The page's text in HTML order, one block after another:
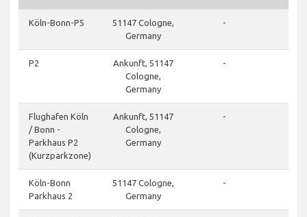
Köln-Bonn-P5
51147 Cologne,
Germany
-
P2
Ankunft, 51147
Cologne,
Germany
-
Flughafen Köln
/ Bonn -
Parkhaus P2
(Kurzparkzone)
Ankunft, 51147
Cologne,
Germany
-
Köln-Bonn
Parkhaus 2
51147 Cologne,
Germany
-